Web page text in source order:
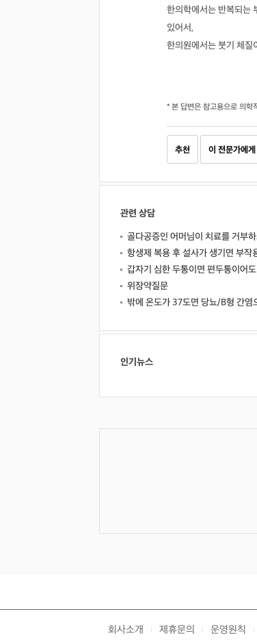
한의학에서는 반복되는
있어서,
한의원에서는 붓기 체질
* 본 답변은 참고용으로 의학
추천 이 전문가에게
관련 상담
골다공증인 어머님이 치료를 거부
항생제 복용 후 설사가 생기면 부작
갑자기 심한 두통이면 편두통이어
위장약질문
밖에 온도가 37도면 당뇨/B형 간
인기뉴스
회사소개 제휴문의 운영원칙